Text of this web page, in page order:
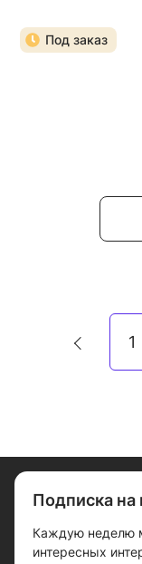
Под заказ
1
Подписка на
Каждую неделю
интересных